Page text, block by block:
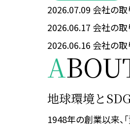
2026.07.09 会社の取
2026.06.17 会社の取
2026.06.16 会社の取
A
地球環境と
1948年の創業以来、